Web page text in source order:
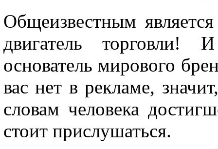
Общеизвестным
двигатель
основатель мирового
вас нет в рекламе,
словам человека
стоит прислушаться.